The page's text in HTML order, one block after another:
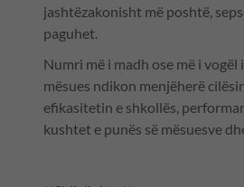
jashtëzakonisht më poshtë,
paguhet.
Numri më i madh ose më i vogël
mësues ndikon menjëherë
efikasitetin e shkollës,
kushtet e punës së mësuesve